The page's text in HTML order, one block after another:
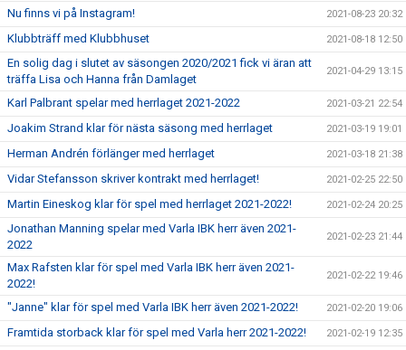
Nu finns vi på Instagram! 2021-08-23 20:32
Klubbträff med Klubbhuset 2021-08-18 12:50
En solig dag i slutet av säsongen 2020/2021 fick vi äran att
träffa Lisa och Hanna från Damlaget
2021-04-29 13:15
Karl Palbrant spelar med herrlaget 2021-2022 2021-03-21 22:54
Joakim Strand klar för nästa säsong med herrlaget 2021-03-19 19:01
Herman Andrén förlänger med herrlaget 2021-03-18 21:38
Vidar Stefansson skriver kontrakt med herrlaget! 2021-02-25 22:50
Martin Eineskog klar för spel med herrlaget 2021-2022! 2021-02-24 20:25
Jonathan Manning spelar med Varla IBK herr även 2021-
2022
2021-02-23 21:44
Max Rafsten klar för spel med Varla IBK herr även 2021-
2022!
2021-02-22 19:46
"Janne" klar för spel med Varla IBK herr även 2021-2022! 2021-02-20 19:06
Framtida storback klar för spel med Varla herr 2021-2022! 2021-02-19 12:35